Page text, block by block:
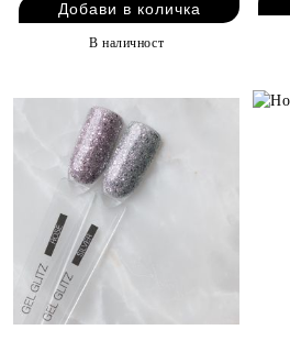
В наличност